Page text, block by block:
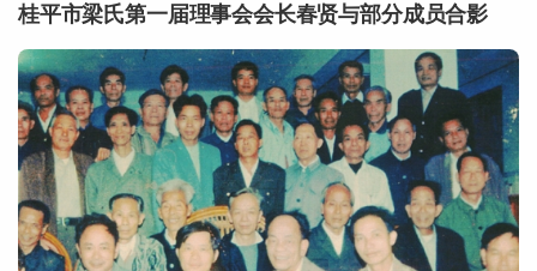
桂平市梁氏第一届理事会会长春贤与部分成员合影